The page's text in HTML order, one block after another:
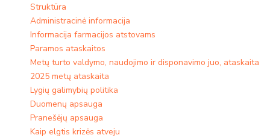
Struktūra
Administracinė informacija
Informacija farmacijos atstovams
Paramos ataskaitos
Metų turto valdymo, naudojimo ir disponavimo juo, ataskaita
2025 metų ataskaita
Lygių galimybių politika
Duomenų apsauga
Pranešėjų apsauga
Kaip elgtis krizės atveju